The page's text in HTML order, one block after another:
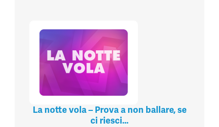
La notte vola – Prova a non ballare, se
ci riesci…